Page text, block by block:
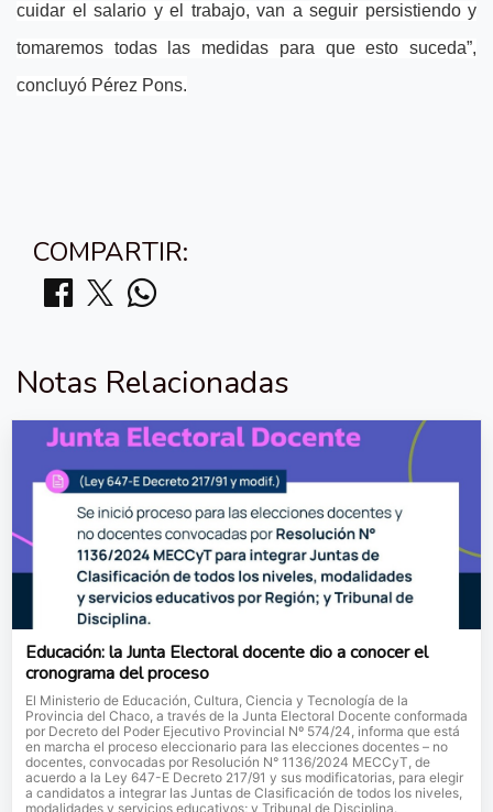
cuidar el salario y el trabajo, van a seguir persistiendo y
tomaremos todas las medidas para que esto suceda”,
concluyó Pérez Pons.
COMPARTIR:
Notas Relacionadas
Educación: la Junta Electoral docente dio a conocer el
cronograma del proceso
El Ministerio de Educación, Cultura, Ciencia y Tecnología de la
Provincia del Chaco, a través de la Junta Electoral Docente conformada
por Decreto del Poder Ejecutivo Provincial Nº 574/24, informa que está
en marcha el proceso eleccionario para las elecciones docentes – no
docentes, convocadas por Resolución N° 1136/2024 MECCyT, de
acuerdo a la Ley 647-E Decreto 217/91 y sus modificatorias, para elegir
a candidatos a integrar las Juntas de Clasificación de todos los niveles,
modalidades y servicios educativos; y Tribunal de Disciplina.